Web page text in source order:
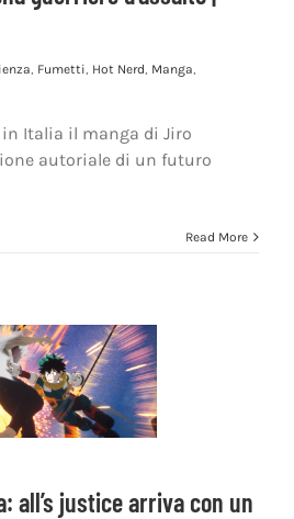
, Fumetti, Hot Nerd, Manga,
Italia il manga di Jiro
autoriale di un futuro
Read More
all’s justice arriva con un